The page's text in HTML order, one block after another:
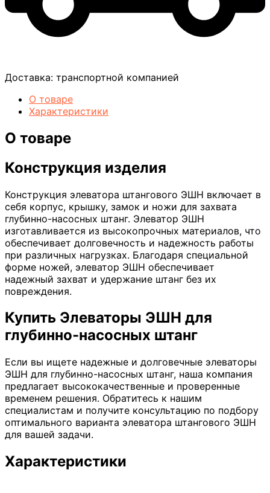
Доставка: транспортной компанией
О товаре
Характеристики
О товаре
Конструкция изделия
Конструкция элеватора штангового ЭШН включает в
себя корпус, крышку, замок и ножи для захвата
глубинно-насосных штанг. Элеватор ЭШН
изготавливается из высокопрочных материалов, что
обеспечивает долговечность и надежность работы
при различных нагрузках. Благодаря специальной
форме ножей, элеватор ЭШН обеспечивает
надежный захват и удержание штанг без их
повреждения.
Купить Элеваторы ЭШН для
глубинно-насосных штанг
Если вы ищете надежные и долговечные элеваторы
ЭШН для глубинно-насосных штанг, наша компания
предлагает высококачественные и проверенные
временем решения. Обратитесь к нашим
специалистам и получите консультацию по подбору
оптимального варианта элеватора штангового ЭШН
для вашей задачи.
Характеристики